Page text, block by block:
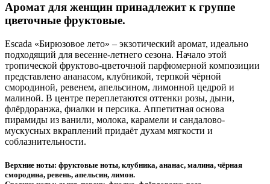
Аромат для женщин принадлежит к группе
цветочные фруктовые.
Escada «Бирюзовое лето» – экзотический аромат, идеально
подходящий для весенне-летнего сезона. Начало этой
тропической фруктово-цветочной парфюмерной композиции
представлено ананасом, клубникой, терпкой чёрной
смородиной, ревенем, апельсином, лимонной цедрой и
малиной. В центре переплетаются оттенки розы, дыни,
флёрдоранжа, фиалки и персика. Аппетитная основа
пирамиды из ванили, молока, карамели и сандалово-
мускусных вкраплений придаёт духам мягкости и
соблазнительности.
Верхние ноты: фруктовые ноты, клубника, ананас, малина, чёрная
смородина, ревень, апельсин, лимон.